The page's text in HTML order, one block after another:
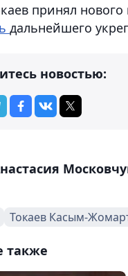
принял
дальнейшего
новостью:
Токаев Касым-
также